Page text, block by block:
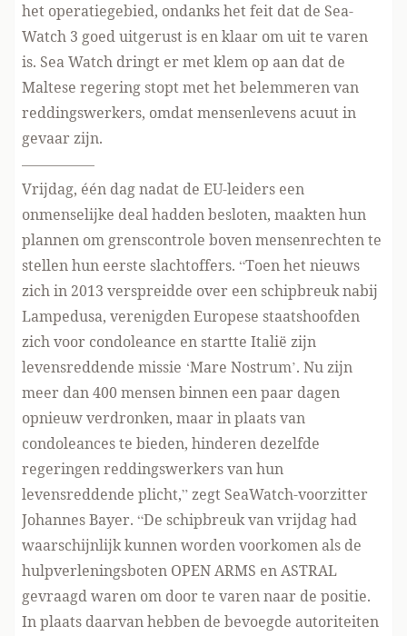
het operatiegebied, ondanks het feit dat de Sea-
Watch 3 goed uitgerust is en klaar om uit te varen
is. Sea Watch dringt er met klem op aan dat de
Maltese regering stopt met het belemmeren van
reddingswerkers, omdat mensenlevens acuut in
gevaar zijn.
—————
Vrijdag, één dag nadat de EU-leiders een
onmenselijke deal hadden besloten, maakten hun
plannen om grenscontrole boven mensenrechten te
stellen hun eerste slachtoffers. “Toen het nieuws
zich in 2013 verspreidde over een schipbreuk nabij
Lampedusa, verenigden Europese staatshoofden
zich voor condoleance en startte Italië zijn
levensreddende missie ‘Mare Nostrum’. Nu zijn
meer dan 400 mensen binnen een paar dagen
opnieuw verdronken, maar in plaats van
condoleances te bieden, hinderen dezelfde
regeringen reddingswerkers van hun
levensreddende plicht,” zegt SeaWatch-voorzitter
Johannes Bayer. “De schipbreuk van vrijdag had
waarschijnlijk kunnen worden voorkomen als de
hulpverleningsboten OPEN ARMS en ASTRAL
gevraagd waren om door te varen naar de positie.
In plaats daarvan hebben de bevoegde autoriteiten